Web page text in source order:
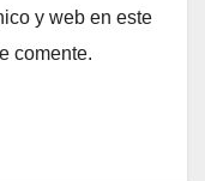
y web en este
comente.